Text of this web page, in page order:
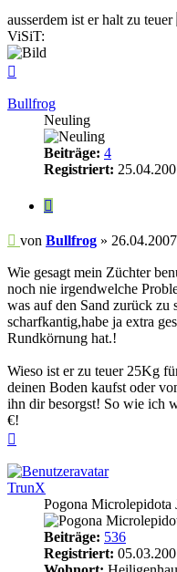
ausserdem ist er halt zu teuer
ViSiT:
Bullfrog
Neuling
Beiträge: 4
Registriert:
Zitieren
Beitrag
von Bullfrog »
Wie gesagt mein Züchter
noch nie irgendwelche
was auf den Sand zurück zu
scharfkantig,habe ja extra
Rundkörnung hat.!
Wieso ist er zu teuer 25Kg
deinen Boden kaufst oder
ihn dir besorgst! So wie ich
€!
TrunX
Pogona Microlepidota
Beiträge: 536
Registriert: